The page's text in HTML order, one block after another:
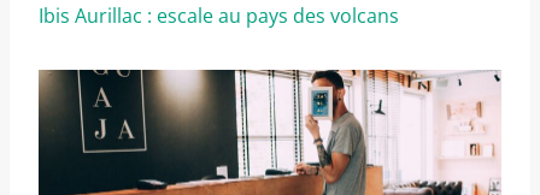
Ibis Aurillac : escale au pays des volcans